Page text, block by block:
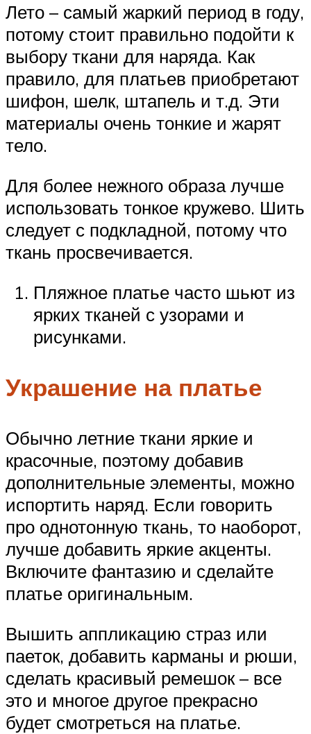
Лето – самый жаркий период в году,
потому стоит правильно подойти к
выбору ткани для наряда. Как
правило, для платьев приобретают
шифон, шелк, штапель и т.д. Эти
материалы очень тонкие и жарят
тело.
Для более нежного образа лучше
использовать тонкое кружево. Шить
следует с подкладной, потому что
ткань просвечивается.
Пляжное платье часто шьют из
ярких тканей с узорами и
рисунками.
Украшение на платье
Обычно летние ткани яркие и
красочные, поэтому добавив
дополнительные элементы, можно
испортить наряд. Если говорить
про однотонную ткань, то наоборот,
лучше добавить яркие акценты.
Включите фантазию и сделайте
платье оригинальным.
Вышить аппликацию страз или
паеток, добавить карманы и рюши,
сделать красивый ремешок – все
это и многое другое прекрасно
будет смотреться на платье.